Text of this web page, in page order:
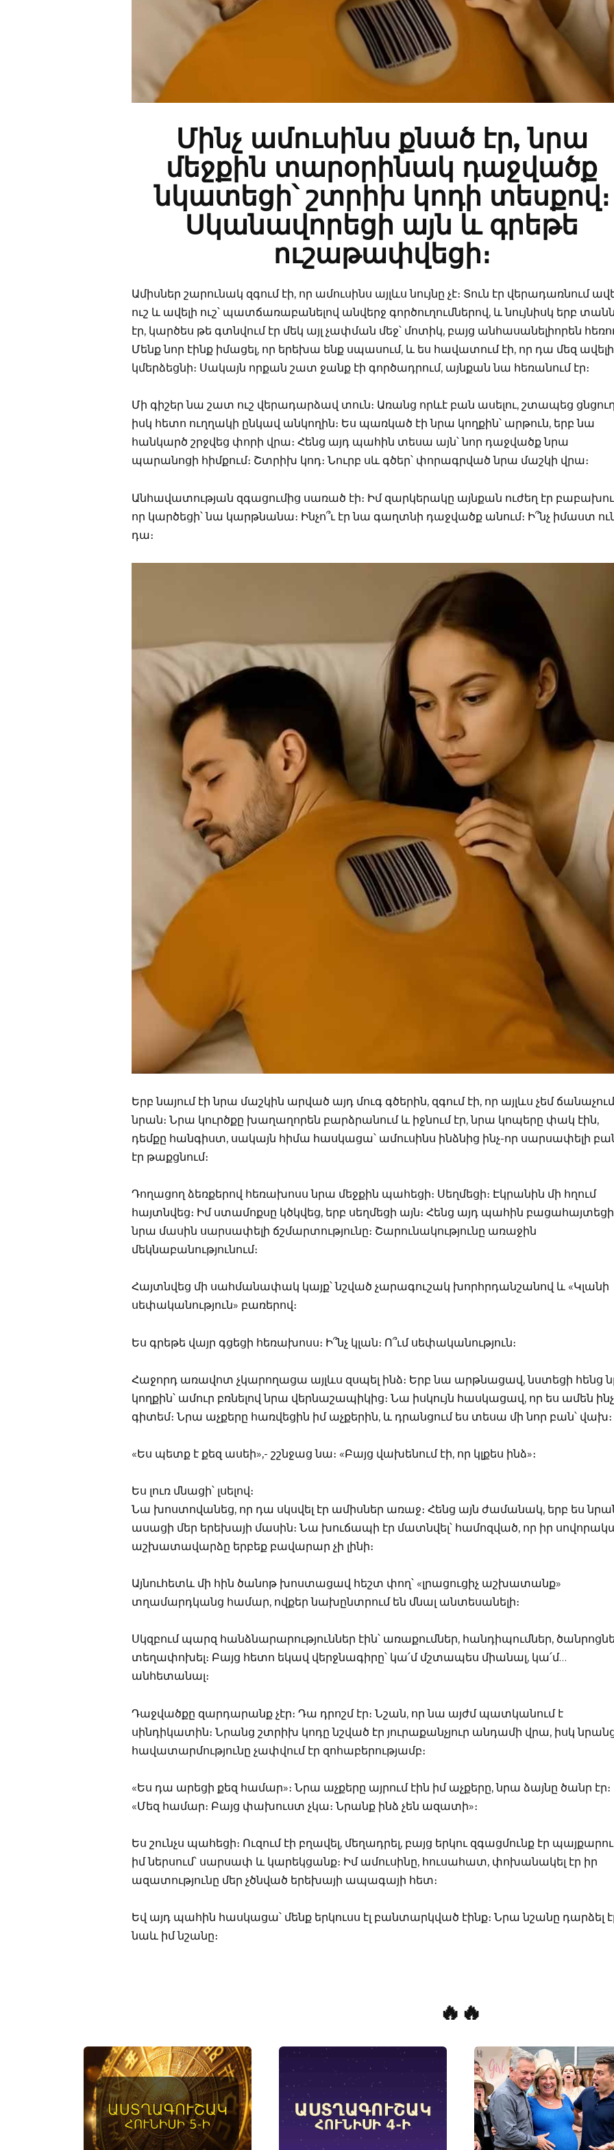
Մինչ ամուսինս քնած էր, նրա
մեջքին տարօրինակ դաջվածք
նկատեցի՝ շտրիխ կոդի տեսքով։
Սկանավորեցի այն և գրեթե
ուշաթափվեցի։
Ամիսներ շարունակ զգում էի, որ ամուսինս այլևս նույնը չէ։ Տուն էր վերադառնում
ուշ և ավելի ուշ՝ պատճառաբանելով անվերջ գործուղումներով, և նույնիսկ երբ
էր, կարծես թե գտնվում էր մեկ այլ չափման մեջ՝ մոտիկ, բայց անհասանելիորեն
Մենք նոր էինք իմացել, որ երեխա ենք սպասում, և ես հավատում էի, որ դա մեզ ավելի
կմերձեցնի։ Սակայն որքան շատ ջանք էի գործադրում, այնքան նա հեռանում էր։
Մի գիշեր նա շատ ուշ վերադարձավ տուն։ Առանց որևէ բան ասելու, շտապեց
իսկ հետո ուղղակի ընկավ անկողին։ Ես պառկած էի նրա կողքին՝ արթուն, երբ նա
հանկարծ շրջվեց փորի վրա։ Հենց այդ պահին տեսա այն՝ նոր դաջվածք նրա
պարանոցի հիմքում։ Շտրիխ կոդ։ Նուրբ սև գծեր՝ փորագրված նրա մաշկի վրա։
Անհավատության զգացումից սառած էի։ Իմ զարկերակը այնքան ուժեղ էր
որ կարծեցի՝ նա կարթնանա։ Ինչո՞ւ էր նա գաղտնի դաջվածք անում։ Ի՞նչ իմաստ
դա։
Երբ նայում էի նրա մաշկին արված այդ մուգ գծերին, զգում էի, որ այլևս չեմ ճանաչում
նրան։ Նրա կուրծքը խաղաղորեն բարձրանում և իջնում էր, նրա կոպերը փակ էին,
դեմքը հանգիստ, սակայն հիմա հասկացա՝ ամուսինս ինձնից ինչ-որ սարսափելի
էր թաքցնում։
Դողացող ձեռքերով հեռախոսս նրա մեջքին պահեցի։ Սեղմեցի։ Էկրանին մի հղում
հայտնվեց։ Իմ ստամոքսը կծկվեց, երբ սեղմեցի այն։ Հենց այդ պահին բացահայտեցի
նրա մասին սարսափելի ճշմարտությունը։ Շարունակությունը առաջին
մեկնաբանությունում։
Հայտնվեց մի սահմանափակ կայք՝ նշված չարագուշակ խորհրդանշանով և «Կլանի
սեփականություն» բառերով։
Ես գրեթե վայր գցեցի հեռախոսս։ Ի՞նչ կլան։ Ո՞ւմ սեփականություն։
Հաջորդ առավոտ չկարողացա այլևս զսպել ինձ։ Երբ նա արթնացավ, նստեցի հենց
կողքին՝ ամուր բռնելով նրա վերնաշապիկից։ Նա իսկույն հասկացավ, որ ես ամեն ինչ
գիտեմ։ Նրա աչքերը հառվեցին իմ աչքերին, և դրանցում ես տեսա մի նոր բան՝ վախ։
«Ես պետք է քեզ ասեի»,- շշնջաց նա։ «Բայց վախենում էի, որ կլքես ինձ»։
Ես լուռ մնացի՝ լսելով։
Նա խոստովանեց, որ դա սկսվել էր ամիսներ առաջ։ Հենց այն ժամանակ, երբ ես
ասացի մեր երեխայի մասին։ Նա խուճապի էր մատնվել՝ համոզված, որ իր
աշխատավարձը երբեք բավարար չի լինի։
Այնուհետև մի հին ծանոթ խոստացավ հեշտ փող՝ «լրացուցիչ աշխատանք»
տղամարդկանց համար, ովքեր նախընտրում են մնալ անտեսանելի։
Սկզբում պարզ հանձնարարություններ էին՝ առաքումներ, հանդիպումներ,
տեղափոխել։ Բայց հետո եկավ վերջնագիրը՝ կա՛մ մշտապես միանալ, կա՛մ…
անհետանալ։
Դաջվածքը զարդարանք չէր։ Դա դրոշմ էր։ Նշան, որ նա այժմ պատկանում է
սինդիկատին։ Նրանց շտրիխ կոդը նշված էր յուրաքանչյուր անդամի վրա, իսկ
հավատարմությունը չափվում էր զոհաբերությամբ։
«Ես դա արեցի քեզ համար»։ Նրա աչքերը այրում էին իմ աչքերը, նրա ձայնը ծանր էր։
«Մեզ համար։ Բայց փախուստ չկա։ Նրանք ինձ չեն ազատի»։
Ես շունչս պահեցի։ Ուզում էի բղավել, մեղադրել, բայց երկու զգացմունք էր
իմ ներսում՝ սարսափ և կարեկցանք։ Իմ ամուսինը, հուսահատ, փոխանակել էր իր
ազատությունը մեր չծնված երեխայի ապագայի հետ։
Եվ այդ պահին հասկացա՝ մենք երկուսս էլ բանտարկված էինք։ Նրա նշանը դարձել
նաև իմ նշանը։
🔥🔥